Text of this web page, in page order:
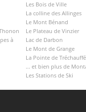
à
Les Bois de Ville
La colline des Allinges
Le Mont Bénand
Le Plateau de Vinzier
Lac de Darbon
Le Mont de Grange
La Pointe de Tréchauffé
... et bien plus de
Les Stations de Ski